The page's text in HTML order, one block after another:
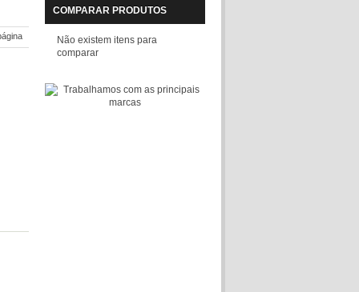
COMPARAR PRODUTOS
Não existem itens para
comparar